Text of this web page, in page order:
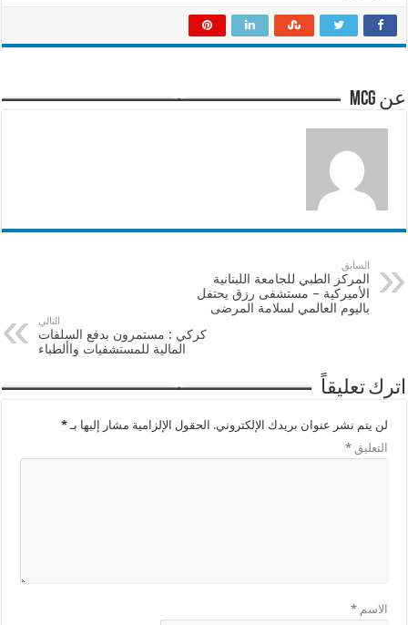
عن mcg
السابق
المركز الطبي للجامعة اللبنانية
الأميركية – مستشفى رزق يحتفل
باليوم العالمي لسلامة المرضى
التالي
كركي : مستمرون بدفع السلفات
المالية للمستشفيات واألطباء
اترك تعليقاً
لن يتم نشر عنوان بريدك الإلكتروني. الحقول الإلزامية مشار إليها بـ*
التعليق*
الاسم*